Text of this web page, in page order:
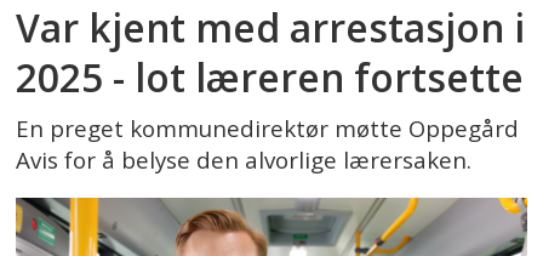
Var kjent med arrestasjon i
2025 - lot læreren fortsette
En preget kommunedirektør møtte Oppegård
Avis for å belyse den alvorlige lærersaken.